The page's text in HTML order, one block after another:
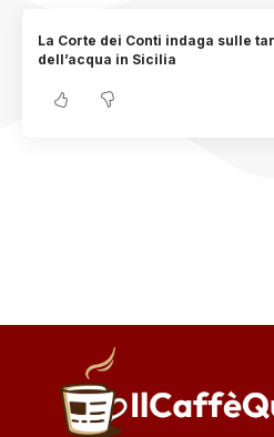
La Corte dei Conti indaga sulle
dell’acqua in Sicilia